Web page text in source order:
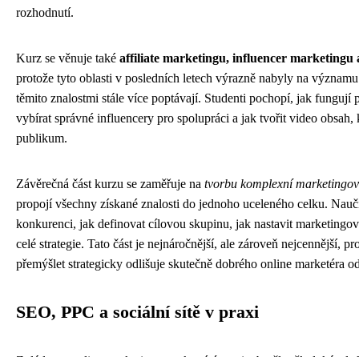
rozhodnutí.
Kurz se věnuje také affiliate marketingu, influencer marketingu
protože tyto oblasti v posledních letech výrazně nabyly na
těmito znalostmi stále více poptávají. Studenti pochopí, jak fungují
vybírat správné influencery pro spolupráci a jak tvořit video
publikum.
Závěrečná část kurzu se zaměřuje na tvorbu komplexní
propojí všechny získané znalosti do jednoho uceleného celku.
konkurenci, jak definovat cílovou skupinu, jak nastavit
celé strategie. Tato část je nejnáročnější, ale zároveň nejcennější,
přemýšlet strategicky odlišuje skutečně dobrého online marketéra
SEO, PPC a sociální sítě v praxi